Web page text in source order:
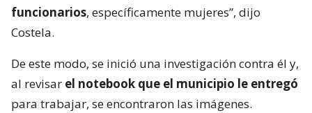
funcionarios, específicamente mujeres”, dijo
Costela.
De este modo, se inició una investigación contra él y,
al revisar el notebook que el municipio le entregó
para trabajar, se encontraron las imágenes.